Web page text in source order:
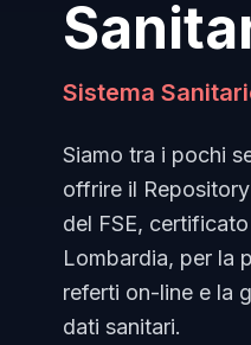
Sistema
Siamo tra i pochi
offrire il
del FSE,
Lombardia, per la
referti on-line e la
dati sanitari.